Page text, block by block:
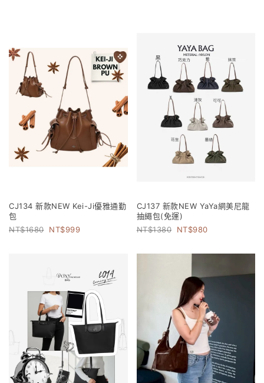
CJ134 新款NEW Kei-Ji優雅通勤
包
1680
999
CJ137 新款NEW YaYa網美尼龍
抽繩包(免運)
1380
980